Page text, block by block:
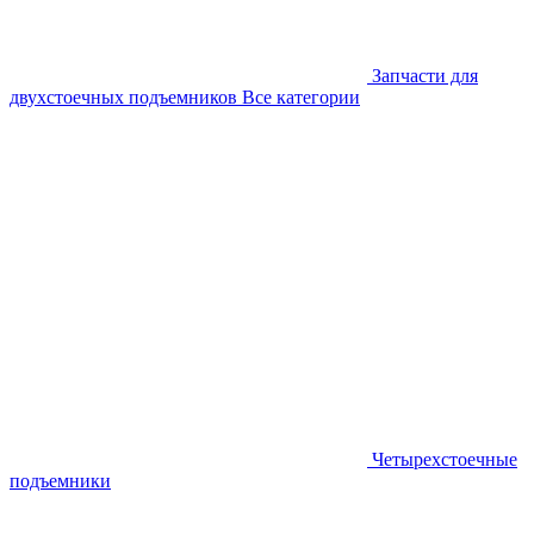
Запчасти для
двухстоечных подъемников Все категории
Четырехстоечные
подъемники